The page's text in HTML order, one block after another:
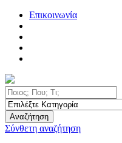
Επικοινωνία
Αναζήτηση
Σύνθετη αναζήτηση